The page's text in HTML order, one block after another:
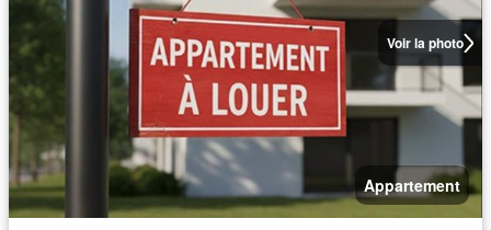
Voir la photo
Appartement